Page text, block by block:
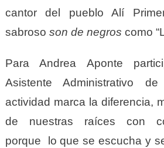
cantor del pueblo Alí
sabroso son de negros como
Para Andrea Aponte
Asistente Administrativo
actividad marca la diferencia,
de nuestras raíces con
porque lo que se escucha y